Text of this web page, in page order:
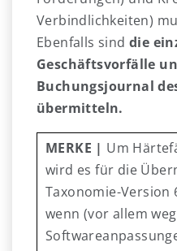
Verbindlichkeiten)
Ebenfalls sinddie
Geschäftsvorfälle
Buchungsjournal
übermitteln.
MERKE | Um
wird es für die
Taxonomie-Version
wenn (vor allem